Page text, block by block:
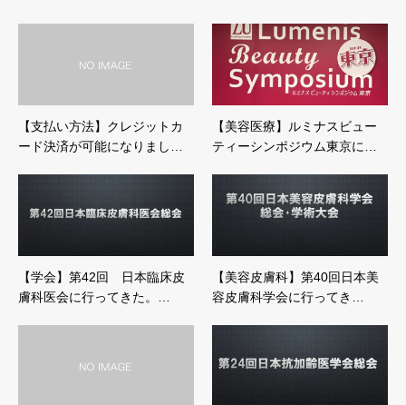
【支払い方法】クレジットカ
ード決済が可能になりまし…
【美容医療】ルミナスビュー
ティーシンポジウム東京に…
【学会】第42回 日本臨床皮
膚科医会に行ってきた。…
【美容皮膚科】第40回日本美
容皮膚科学会に行ってき…